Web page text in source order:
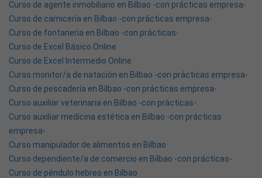
Curso de agente inmobiliario en Bilbao -con prácticas empresa-
Curso de carnicería en Bilbao -con prácticas empresa-
Curso de fontaneria en Bilbao -con prácticas-
Curso de Excel Básico Online
Curso de Excel Intermedio Online
Curso monitor/a de natación en Bilbao -con prácticas empresa-
Curso de pescadería en Bilbao -con prácticas empresa-
Curso auxiliar veterinaria en Bilbao -con prácticas-
Curso auxiliar medicina estética en Bilbao -con prácticas
empresa-
Curso manipulador de alimentos en Bilbao
Curso dependiente/a de comercio en Bilbao -con prácticas-
Curso de péndulo hebreo en Bilbao